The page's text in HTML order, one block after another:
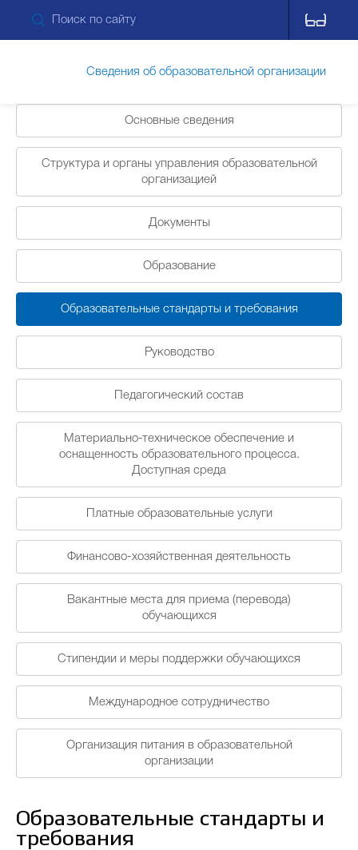
Основные сведения
Структура и органы управления образовательной
организацией
Документы
Образование
Образовательные стандарты и требования
Руководство
Педагогический состав
Материально-техническое обеспечение и
оснащенность образовательного процесса.
Доступная среда
Платные образовательные услуги
Финансово-хозяйственная деятельность
Вакантные места для приема (перевода)
обучающихся
Стипендии и меры поддержки обучающихся
Международное сотрудничество
Организация питания в образовательной
организации
Образовательные стандарты и
требования
Сведения об образовательной организации
Обращения граждан
Прием обращений через ПОС
Противодействие коррупции
Дополнительные сведения Питание
Новости Часто задаваемые вопросы
Проекты Фотоальбомы Контакты
О лицее Прием в лицей
Безопасность и здоровье
Итоговая, промежуточная и текущая аттестация
Летняя кампания Кружки, клубы и объединения
Наставничество